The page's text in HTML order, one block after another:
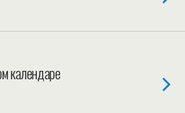
календаре